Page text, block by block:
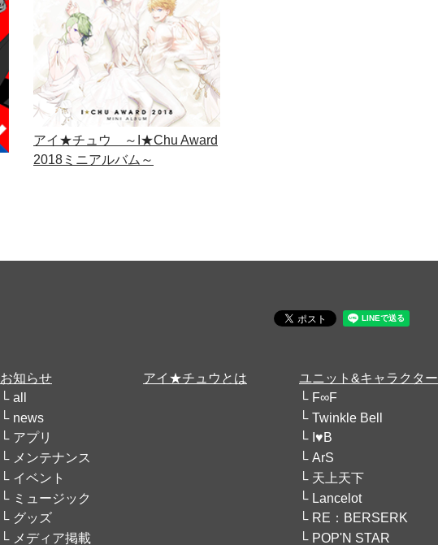
アイ★チュウ ～I★Chu Award
2018ミニアルバム～
お知らせ
all
news
アプリ
メンテナンス
イベント
ミュージック
グッズ
メディア掲載
アイ★チュウとは
ユニット&キャラクター
F∞F
Twinkle Bell
I♥B
ArS
天上天下
Lancelot
RE：BERSERK
POP'N STAR